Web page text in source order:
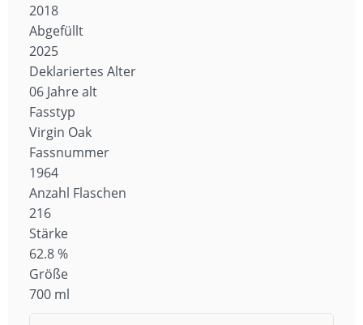
2018
Abgefüllt
2025
Deklariertes Alter
06 Jahre alt
Fasstyp
Virgin Oak
Fassnummer
1964
Anzahl Flaschen
216
Stärke
62.8 %
Größe
700 ml